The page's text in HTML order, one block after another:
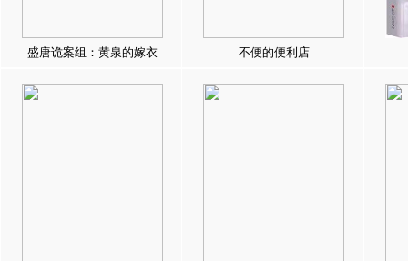
盛唐诡案组：黄泉的嫁衣 不便的便利店